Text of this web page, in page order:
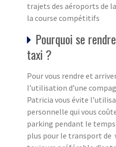
trajets des aéroports de
la course compétitifs
Pourquoi se
taxi ?
Pour vous rendre et
l’utilisation d’une
Patricia vous évite
personnelle qui vous
parking pendant le temps
plus pour le transport de